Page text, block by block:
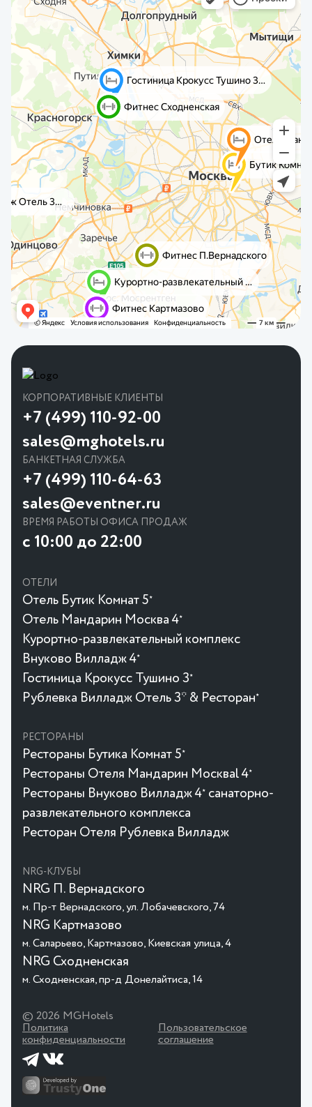
КОРПОРАТИВНЫЕ КЛИЕНТЫ
+7 (499) 110-92-00
sales@mghotels.ru
БАНКЕТНАЯ СЛУЖБА
+7 (499) 110-64-63
sales@eventner.ru
ВРЕМЯ РАБОТЫ ОФИСА ПРОДАЖ
с 10:00 до 22:00
ОТЕЛИ
Отель Бутик Комнат 5★
Отель Мандарин Москва 4★
Курортно-развлекательный комплекс
Внуково Вилладж 4★
Гостиница Крокусc Тушино 3★
Рублевка Вилладж Отель 3* & Ресторан★
РЕСТОРАНЫ
Рестораны Бутика Комнат 5★
Рестораны Отеля Мандарин Москваl 4★
Рестораны Внуково Вилладж 4★
санаторно-
развлекательного комплекса
Ресторан Отеля Рублевка Вилладж
NRG-КЛУБЫ
NRG П. Вернадского
м. Пр-т Вернадского, ул. Лобачевского, 74
NRG Картмазово
м. Саларьево, Картмазово, Киевская улица, 4
NRG Сходненская
м. Сходненская, пр-д Донелайтиса, 14
© 2026 MGHotels
Политика
конфиденциальности
Пользовательское
соглашение